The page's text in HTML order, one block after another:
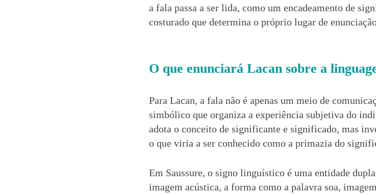
a fala passa a ser lida, como um encadeamento de
costurado que determina o próprio lugar de
O que enunciará Lacan sobre a
Para Lacan, a fala não é apenas um meio de
simbólico que organiza a experiência subjetiva do
adota o conceito de significante e significado, mas
o que viria a ser conhecido como a primazia do
Em Saussure, o signo linguístico é uma entidade
imagem acústica, a forma como a palavra soa,